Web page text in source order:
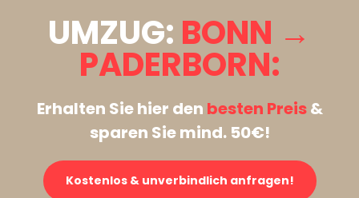
UMZUG: BONN →
PADERBORN:
Erhalten Sie hier den besten Preis&
sparen Sie mind. 50€!
Kostenlos & unverbindlich anfragen!